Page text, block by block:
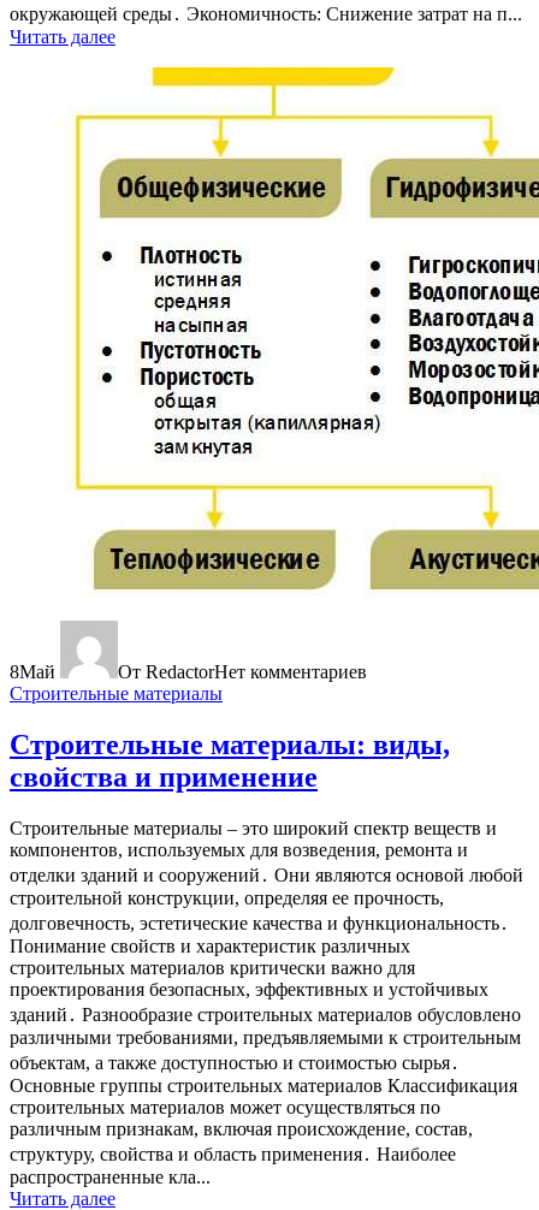
окружающей среды․ Экономичность: Снижение затрат на п...
Читать далее
8Май От RedactorНет комментариев
Строительные материалы
Строительные материалы: виды,
свойства и применение
Строительные материалы – это широкий спектр веществ и
компонентов, используемых для возведения, ремонта и
отделки зданий и сооружений․ Они являются основой любой
строительной конструкции, определяя ее прочность,
долговечность, эстетические качества и функциональность․
Понимание свойств и характеристик различных
строительных материалов критически важно для
проектирования безопасных, эффективных и устойчивых
зданий․ Разнообразие строительных материалов обусловлено
различными требованиями, предъявляемыми к строительным
объектам, а также доступностью и стоимостью сырья․
Основные группы строительных материалов Классификация
строительных материалов может осуществляться по
различным признакам, включая происхождение, состав,
структуру, свойства и область применения․ Наиболее
распространенные кла...
Читать далее